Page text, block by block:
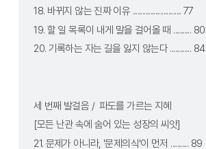
18. 바뀌지 않는 진짜 이유 .............................. 77
19. 할 일 목록이 내게 말을 걸어올 때 ........... 80
20. 기록하는 자는 길을 잃지 않는다 ............. 84
세 번째 발걸음 /  파도를 가르는 지혜
[모든 난관 속에 숨어 있는 성장의 씨앗]
21. 문제가 아니라, '문제의식'이 먼저 ........... 89